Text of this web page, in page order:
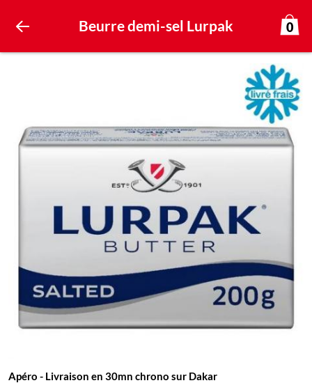
Beurre demi-sel Lurpak 0
Apéro - Livraison en 30mn chrono sur Dakar